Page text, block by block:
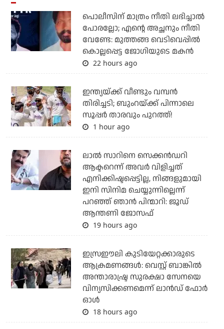
പൊലീസിന് മാത്രം നീതി ലഭിച്ചാല്‍
പോരല്ലോ; എന്റെ അച്ഛനും നീതി
വേണ്ടേ: മുത്തങ്ങ വെടിവെപ്പില്‍
കൊല്ലപ്പെട്ട ജോഗിയുടെ മകന്‍
22 hours ago
ഇന്ത്യയ്ക്ക് വീണ്ടും വമ്പന്‍
തിരിച്ചടി; ബുംറയ്ക്ക് പിന്നാലെ
സൂപ്പര്‍ താരവും പുറത്ത്!
1 hour ago
ലാല്‍ സാറിനെ സെക്കന്‍ഡറി
ആക്ടറെന്ന് അവര്‍ വിളിച്ചത്
എനിക്കിഷ്ടപ്പെട്ടില്ല, നിങ്ങളുമായി
ഇനി സിനിമ ചെയ്യുന്നില്ലെന്ന്
പറഞ്ഞ് ഞാന്‍ പിന്മാറി: ജൂഡ്
ആന്തണി ജോസഫ്
19 hours ago
ഇസ്രഈലി കുടിയേറ്റക്കാരുടെ
ആക്രമണങ്ങള്‍: വെസ്റ്റ് ബാങ്കില്‍
അന്താരാഷ്ട്ര സുരക്ഷാ സേനയെ
വിന്യസിക്കണമെന്ന് ലാന്‍ഡ് ഫോര്‍
ഓള്‍
18 hours ago